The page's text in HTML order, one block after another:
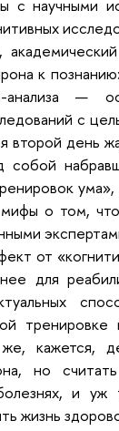
с научными
к
анализа —
с
второй день
о том, что
от
для
кажется,
но
и
жизнь